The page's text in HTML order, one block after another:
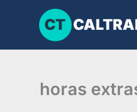
conteúdo
horas